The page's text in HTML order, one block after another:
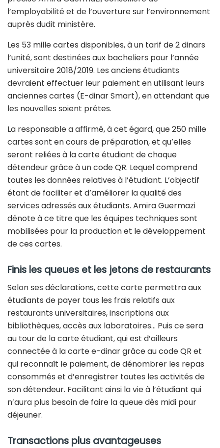
l’employabilité et de l’ouverture sur l’environnement
auprès dudit ministère.
Les 53 mille cartes disponibles, à un tarif de 2 dinars
l’unité, sont destinées aux bacheliers pour l’année
universitaire 2018/2019. Les anciens étudiants
devraient effectuer leur paiement en utilisant leurs
anciennes cartes (E-dinar Smart), en attendant que
les nouvelles soient prêtes.
La responsable a affirmé, à cet égard, que 250 mille
cartes sont en cours de préparation, et qu’elles
seront reliées à la carte étudiant de chaque
détendeur grâce à un code QR. Lequel comprend
toutes les données relatives à l’étudiant. L’objectif
étant de faciliter et d’améliorer la qualité des
services adressés aux étudiants. Amira Guermazi
dénote à ce titre que les équipes techniques sont
mobilisées pour la production et le développement
de ces cartes.
Finis les queues et les jetons de restaurants
Selon ses déclarations, cette carte permettra aux
étudiants de payer tous les frais relatifs aux
restaurants universitaires, inscriptions aux
bibliothèques, accès aux laboratoires… Puis ce sera
au tour de la carte étudiant, qui est d’ailleurs
connectée à la carte e-dinar grâce au code QR et
qui reconnaît le paiement, de dénombrer les repas
consommés et d’enregistrer toutes les activités de
son détendeur. Facilitant ainsi la vie à l’étudiant qui
n’aura plus besoin de faire la queue dès midi pour
déjeuner.
Transactions plus avantageuses